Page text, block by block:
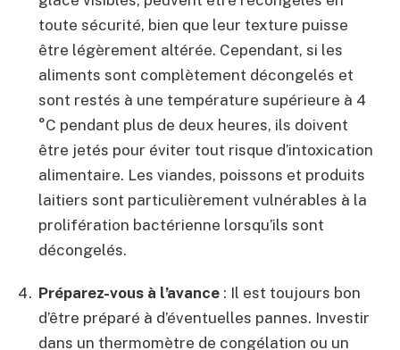
toute sécurité, bien que leur texture puisse
être légèrement altérée. Cependant, si les
aliments sont complètement décongelés et
sont restés à une température supérieure à 4
°C pendant plus de deux heures, ils doivent
être jetés pour éviter tout risque d’intoxication
alimentaire. Les viandes, poissons et produits
laitiers sont particulièrement vulnérables à la
prolifération bactérienne lorsqu’ils sont
décongelés.
Préparez-vous à l’avance : Il est toujours bon
d’être préparé à d’éventuelles pannes. Investir
dans un thermomètre de congélation ou un